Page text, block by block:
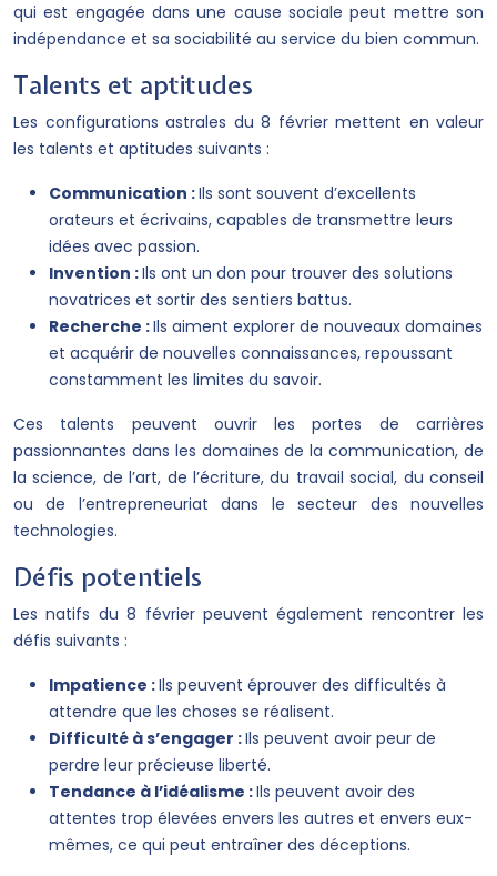
qui est engagée dans une cause sociale peut mettre son
indépendance et sa sociabilité au service du bien commun.
Talents et aptitudes
Les configurations astrales du 8 février mettent en valeur
les talents et aptitudes suivants :
Communication :Ils sont souvent d’excellents
orateurs et écrivains, capables de transmettre leurs
idées avec passion.
Invention :Ils ont un don pour trouver des solutions
novatrices et sortir des sentiers battus.
Recherche :Ils aiment explorer de nouveaux domaines
et acquérir de nouvelles connaissances, repoussant
constamment les limites du savoir.
Ces talents peuvent ouvrir les portes de carrières
passionnantes dans les domaines de la communication, de
la science, de l’art, de l’écriture, du travail social, du conseil
ou de l’entrepreneuriat dans le secteur des nouvelles
technologies.
Défis potentiels
Les natifs du 8 février peuvent également rencontrer les
défis suivants :
Impatience :Ils peuvent éprouver des difficultés à
attendre que les choses se réalisent.
Difficulté à s’engager :Ils peuvent avoir peur de
perdre leur précieuse liberté.
Tendance à l’idéalisme :Ils peuvent avoir des
attentes trop élevées envers les autres et envers eux-
mêmes, ce qui peut entraîner des déceptions.